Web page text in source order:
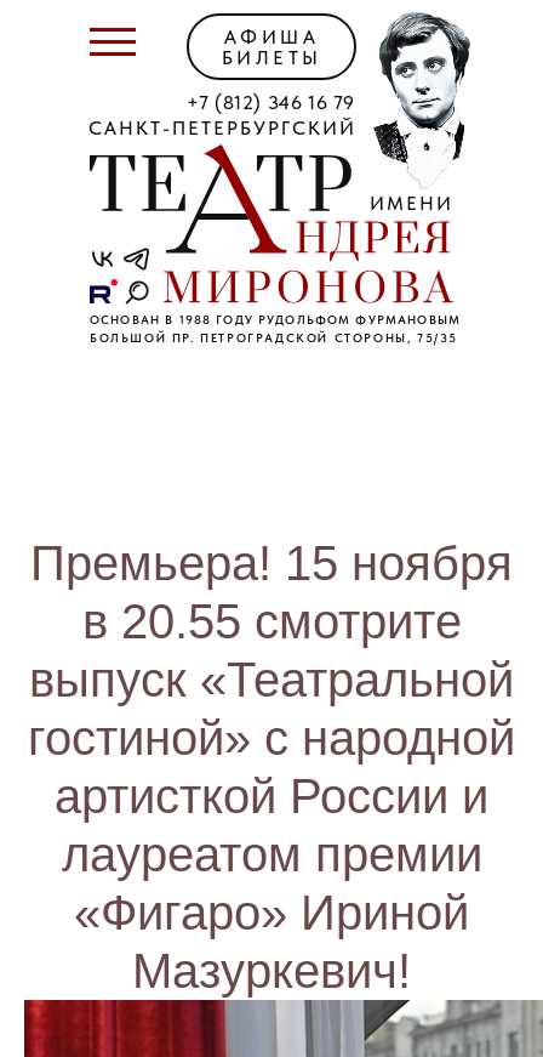
САНКТ-ПЕТЕРБУРГСКИЙ
ИМЕНИ
ОСНОВАН В 1988 ГОДУ РУДОЛЬФОМ ФУРМАНОВЫМ
+7 (812) 346 16 79
БОЛЬШОЙ ПР. ПЕТРОГРАДСКОЙ СТОРОНЫ, 75/35
АФИША
БИЛЕТЫ
Премьера! 15 ноября
в 20.55 смотрите
выпуск «Театральной
гостиной» с народной
артисткой России и
лауреатом премии
«Фигаро» Ириной
Мазуркевич!